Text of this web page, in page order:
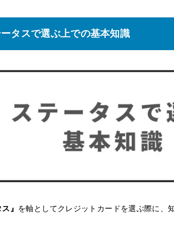
タスで選ぶ上での基本知識
』
を軸としてクレジットカードを選ぶ際に、